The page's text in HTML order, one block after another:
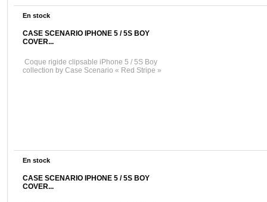
En stock
CASE SCENARIO IPHONE 5 / 5S BOY
COVER...
Coque rigide clipsable iPhone 5 / 5S Boy
collection by Case Scenario « Red Stripe »
En stock
CASE SCENARIO IPHONE 5 / 5S BOY
COVER...